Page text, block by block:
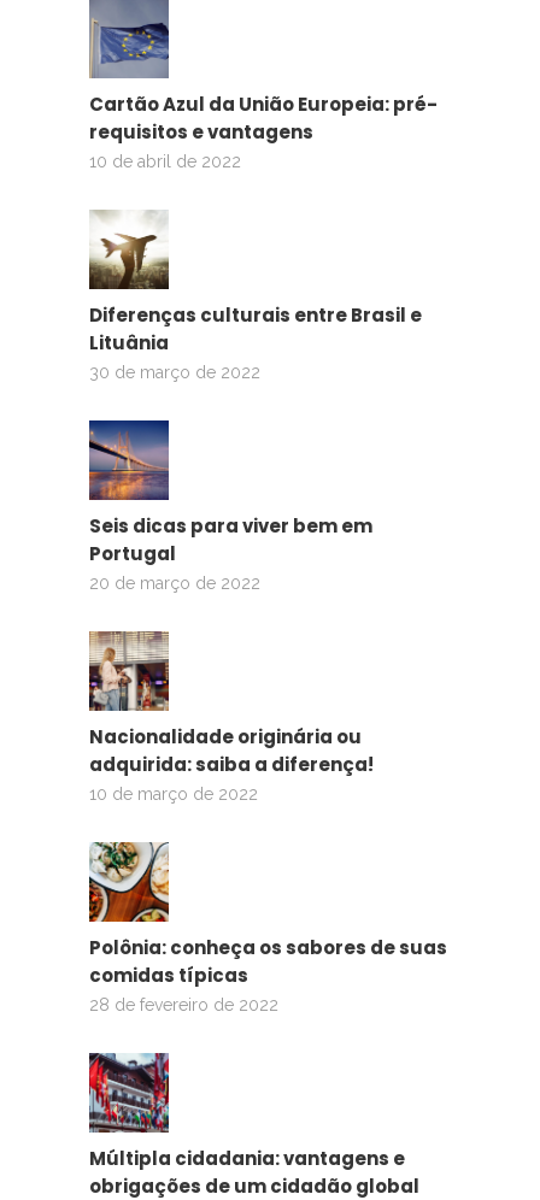
Cartão Azul da União Europeia: pré-
requisitos e vantagens
10 de abril de 2022
Diferenças culturais entre Brasil e
Lituânia
30 de março de 2022
Seis dicas para viver bem em
Portugal
20 de março de 2022
Nacionalidade originária ou
adquirida: saiba a diferença!
10 de março de 2022
Polônia: conheça os sabores de suas
comidas típicas
28 de fevereiro de 2022
Múltipla cidadania: vantagens e
obrigações de um cidadão global